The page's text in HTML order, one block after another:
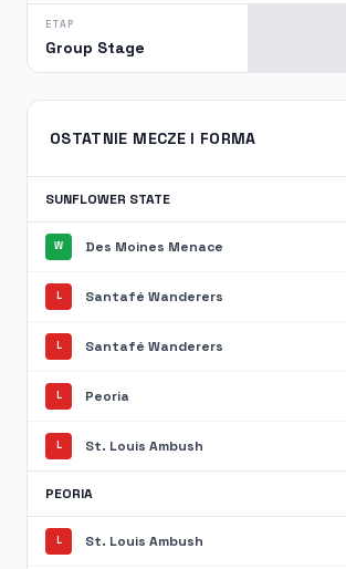
ETAP
Group Stage
OSTATNIE MECZE I FORMA
SUNFLOWER STATE
W Des Moines Menace
L Santafé Wanderers
L Santafé Wanderers
L Peoria
L St. Louis Ambush
PEORIA
L St. Louis Ambush